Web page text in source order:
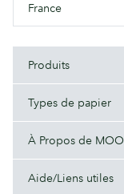
France
Produits
Types de papier
À Propos de MOO
Aide/Liens utiles